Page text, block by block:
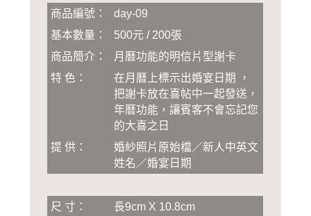
商品編號：
day-09
基本數量：
500元 / 200張
商品簡介：
月曆功能的明信片型謝卡
特 色：
在月曆上標示出婚宴日期 ，
把謝卡放在喜帖中一起發送，
年曆功能，讓賓客不會忘記您
的大喜之日
提 供：
婚紗照片原始檔／新人中英文
姓名／婚宴日期
尺 寸：
長9cm X 10.8cm